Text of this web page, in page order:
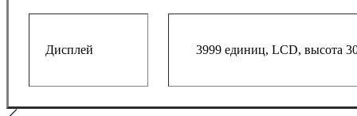
Дисплей 3999 единиц, LCD, высота